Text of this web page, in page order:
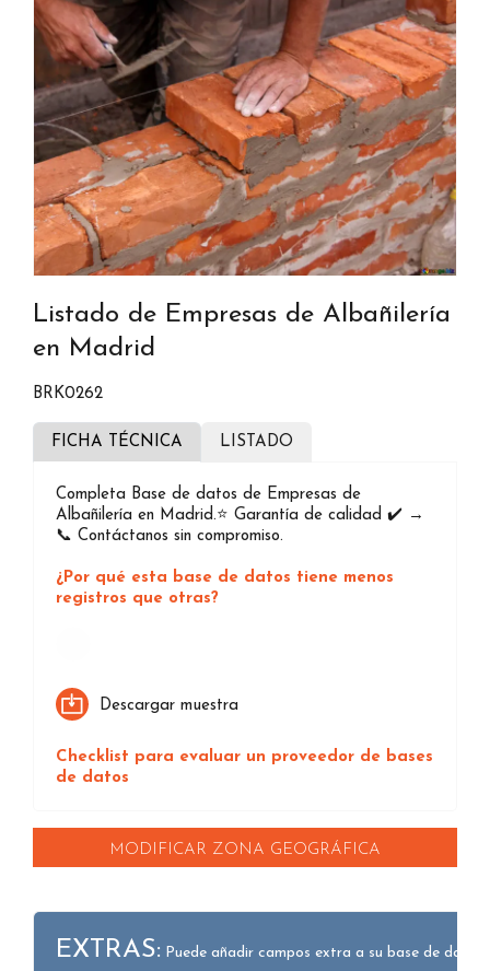
Listado de Empresas de Albañilería
en Madrid
BRK0262
FICHA TÉCNICA LISTADO
Completa Base de datos de Empresas de
Albañilería en Madrid.⭐️ Garantía de calidad ✔️ →
📞 Contáctanos sin compromiso.
¿Por qué esta base de datos tiene menos
registros que otras?
Descargar muestra
Checklist para evaluar un proveedor de bases
de datos
MODIFICAR ZONA GEOGRÁFICA
EXTRAS: Puede añadir campos extra a su base de datos.